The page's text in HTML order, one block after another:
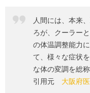
人間には、本来
ろが、クーラー
の体温調整能力
て、様々な症状
な体の変調を総
引用元 大阪府